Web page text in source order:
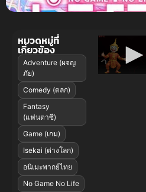
หมวดหมู่ที่
เกี่ยวข้อง
Adventure (ผจญ
ภัย)
Comedy (ตลก)
Fantasy
(แฟนตาซี)
Game (เกม)
Isekai (ต่างโลก)
อนิเมะพากย์ไทย
No Game No Life